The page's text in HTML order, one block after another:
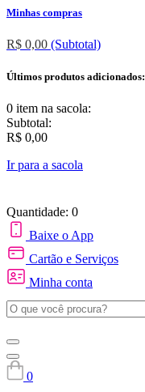
Minhas compras
R$ 0,00 (Subtotal)
Últimos produtos adicionados:
0 item na sacola:
Subtotal:
R$ 0,00
Ir para a sacola
Quantidade: 0
Baixe o App
Cartão e Serviços
Minha conta
0